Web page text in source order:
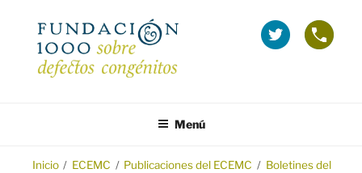
contenido
La
Fundación
en
Menú
Inicio / ECEMC / Publicaciones del ECEMC / Boletines del